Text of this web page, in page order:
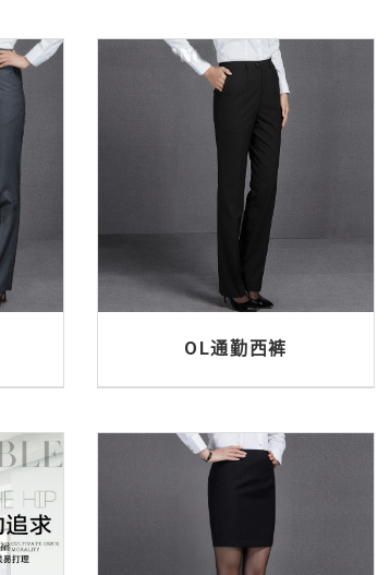
OL通勤西裤